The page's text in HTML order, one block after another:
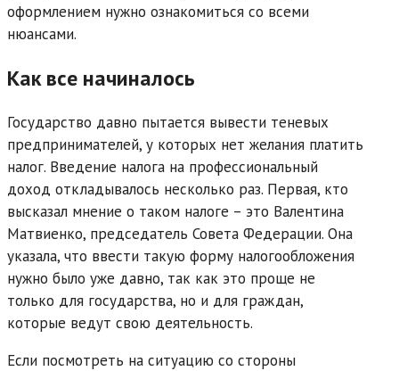
оформлением нужно ознакомиться со всеми
нюансами.
Как все начиналось
Государство давно пытается вывести теневых
предпринимателей, у которых нет желания платить
налог. Введение налога на профессиональный
доход откладывалось несколько раз. Первая, кто
высказал мнение о таком налоге – это Валентина
Матвиенко, председатель Совета Федерации. Она
указала, что ввести такую форму налогообложения
нужно было уже давно, так как это проще не
только для государства, но и для граждан,
которые ведут свою деятельность.
Если посмотреть на ситуацию со стороны